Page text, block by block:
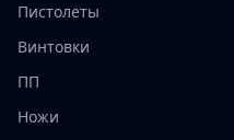
Пистолеты
Винтовки
ПП
Ножи